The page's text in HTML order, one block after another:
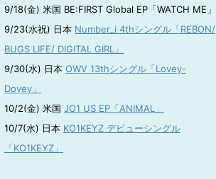
9/18(金) 米国 BE:FIRST Global EP「WATCH ME」
9/23(水祝) 日本 Number_i 4thシングル「REBON/
BUGS LIFE/ DIGITAL GIRL」
9/30(水) 日本 OWV 13thシングル「Lovey-
Dovey」
10/2(金) 米国 JO1 US EP「ANIMAL」
10/7(水) 日本 KO1KEYZ デビューシングル
「KO1KEYZ」